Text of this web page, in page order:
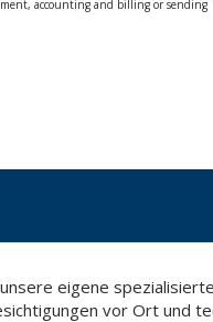
accounting and billing or sending
of your ID, to P.I. La Portalada II | c/
eigene
vor Ort und